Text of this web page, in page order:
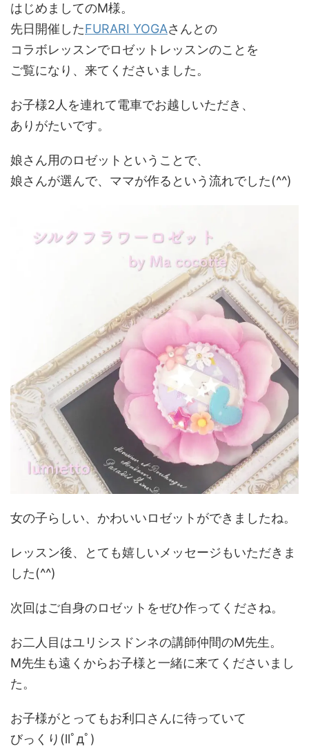
はじめましてのM様。
先日開催したFURARI YOGAさんとの
コラボレッスンでロゼットレッスンのことを
ご覧になり、来てくださいました。
お子様2人を連れて電車でお越しいただき、
ありがたいです。
娘さん用のロゼットということで、
娘さんが選んで、ママが作るという流れでした(^^)
女の子らしい、かわいいロゼットができましたね。
レッスン後、とても嬉しいメッセージもいただきま
した(^^)
次回はご自身のロゼットをぜひ作ってくださね。
お二人目はユリシスドンネの講師仲間のM先生。
M先生も遠くからお子様と一緒に来てくださいまし
た。
お子様がとってもお利口さんに待っていて
びっくり(llﾟдﾟ)